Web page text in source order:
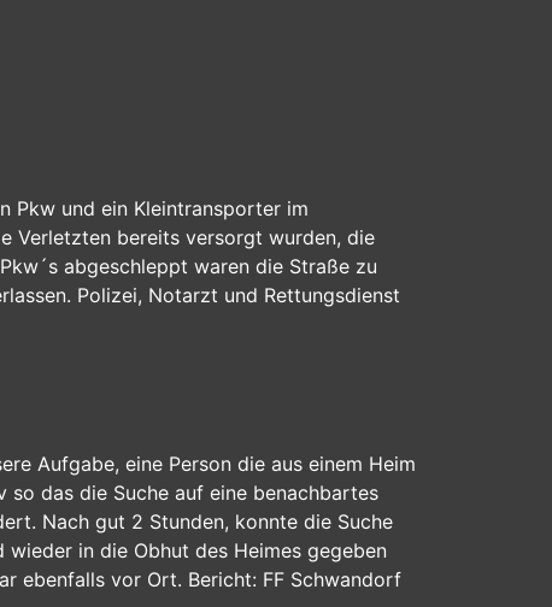
Pkw und ein Kleintransporter im
Verletzten bereits versorgt wurden, die
abgeschleppt waren die Straße zu
Polizei, Notarzt und Rettungsdienst
Aufgabe, eine Person die aus einem Heim
das die Suche auf eine benachbartes
Nach gut 2 Stunden, konnte die Suche
in die Obhut des Heimes gegeben
ebenfalls vor Ort. Bericht: FF Schwandorf